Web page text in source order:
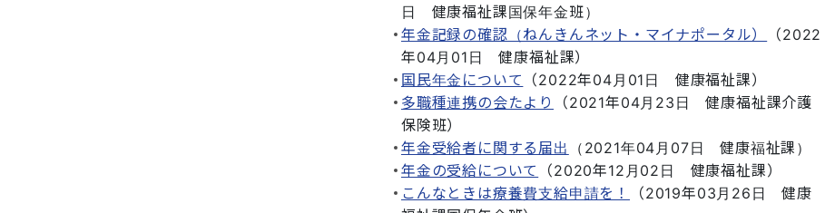
日
健康福祉課国保年金班）
年金記録の確認（ねんきんネット・マイナポータル）
（2022
年04月01日
健康福祉課）
国民年金について
（2022年04月01日 健康福祉課）
多職種連携の会たより
（2021年04月23日
健康福祉課介護
保険班）
年金受給者に関する届出
（ 2021年04月07日 健康福祉課 ）
年金の受給について
（2020年12月02日 健康福祉課）
こんなときは療養費支給申請を！
（2019年03月26日
健康